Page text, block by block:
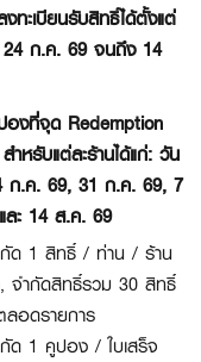
งทะเบียนรับสิทธิ์ได้ตั้งแต่
ก.ค. 69 จนถึง 14
งที่จุด Redemption
ำหรับแต่ละร้านได้แก่: วัน
ก.ค. 69, 31 ก.ค. 69, 7
ะ 14 ส.ค. 69
ด 1 สิทธิ์ / ท่าน / ร้าน
จำกัดสิทธิ์รวม 30 สิทธิ์
อดรายการ
ด 1 คูปอง / ใบเสร็จ